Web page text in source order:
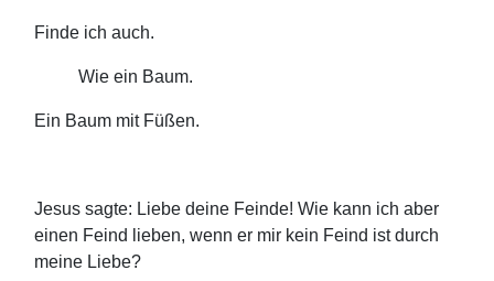
Finde ich auch.
Wie ein Baum.
Ein Baum mit Füßen.
Jesus sagte: Liebe deine Feinde! Wie kann ich aber
einen Feind lieben, wenn er mir kein Feind ist durch
meine Liebe?